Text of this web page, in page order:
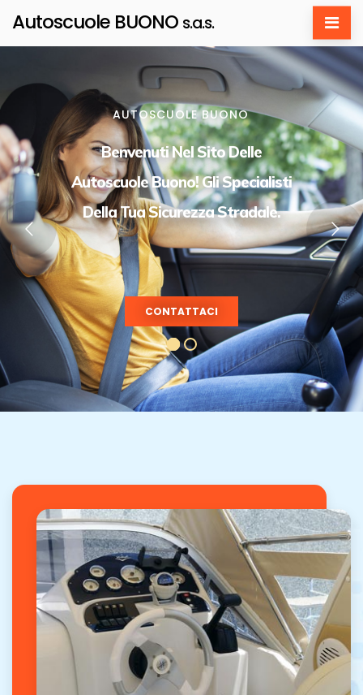
Autoscuole BUONO s.a.s.
AUTOSCUOLE BUONO
Benvenuti Nel Sito Delle
Autoscuole Buono! Gli Specialisti
Della Tua Sicurezza Stradale.
CONTATTACI